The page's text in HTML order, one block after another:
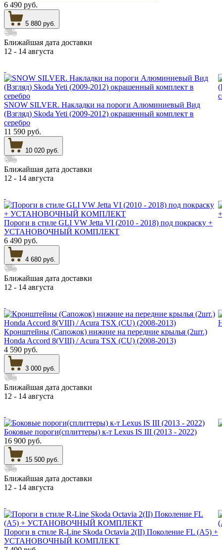
6 490 руб.
5 880 руб.
Ближайшая дата доставки
12 - 14 августа
SNOW SILVER. Накладки на пороги Алюминиевый Вид
(Взгляд) Skoda Yeti (2009-2012) окрашенный комплект в
серебро
11 590 руб.
10 020 руб.
Ближайшая дата доставки
12 - 14 августа
Пороги в стиле GLI VW Jetta VI (2010 - 2018) под покраску +
УСТАНОВОЧНЫЙ КОМПЛЕКТ
6 490 руб.
4 680 руб.
Ближайшая дата доставки
12 - 14 августа
Кронштейны (Сапожок) нижние на передние крылья (2шт.)
Honda Accord 8(VIII) / Acura TSX (CU) (2008-2013)
4 590 руб.
3 000 руб.
Ближайшая дата доставки
12 - 14 августа
Боковые пороги(сплиттеры) к-т Lexus IS III (2013 - 2022)
16 900 руб.
15 500 руб.
Ближайшая дата доставки
12 - 14 августа
Пороги в стиле R-Line Skoda Octavia 2(II) Поколение FL (A5) +
УСТАНОВОЧНЫЙ КОМПЛЕКТ